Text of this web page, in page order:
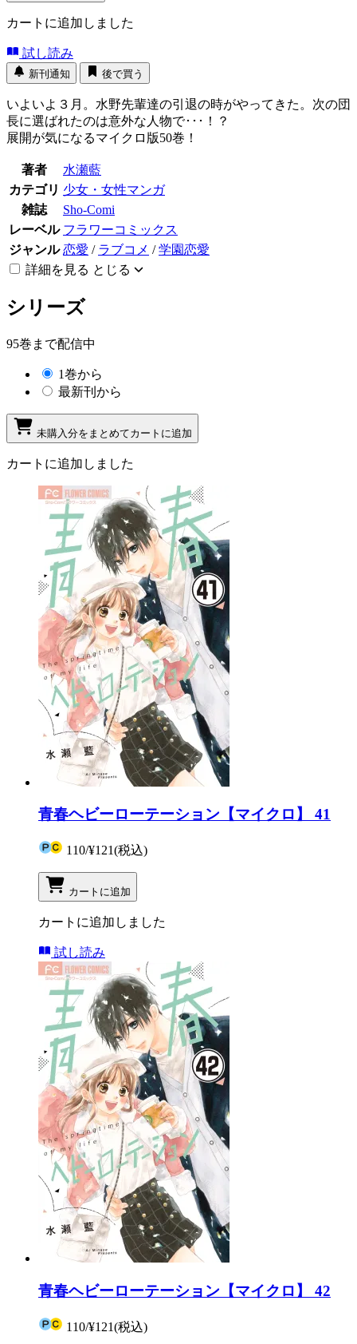
カートに追加しました
試し読み
新刊通知 後で買う
いよいよ３月。水野先輩達の引退の時がやってきた。次の団
長に選ばれたのは意外な人物で･･･！？
展開が気になるマイクロ版50巻！
著者
水瀬藍
カテゴリ 少女・女性マンガ
雑誌
Sho-Comi
レーベル フラワーコミックス
ジャンル 恋愛 / ラブコメ /学園恋愛
詳細を見る とじる
シリーズ
95巻まで配信中
1巻から
最新刊から
未購入分をまとめてカートに追加
カートに追加しました
青春ヘビーローテーション【マイクロ】 41
110/¥121(税込)
カートに追加
カートに追加しました
試し読み
青春ヘビーローテーション【マイクロ】 42
110/¥121(税込)